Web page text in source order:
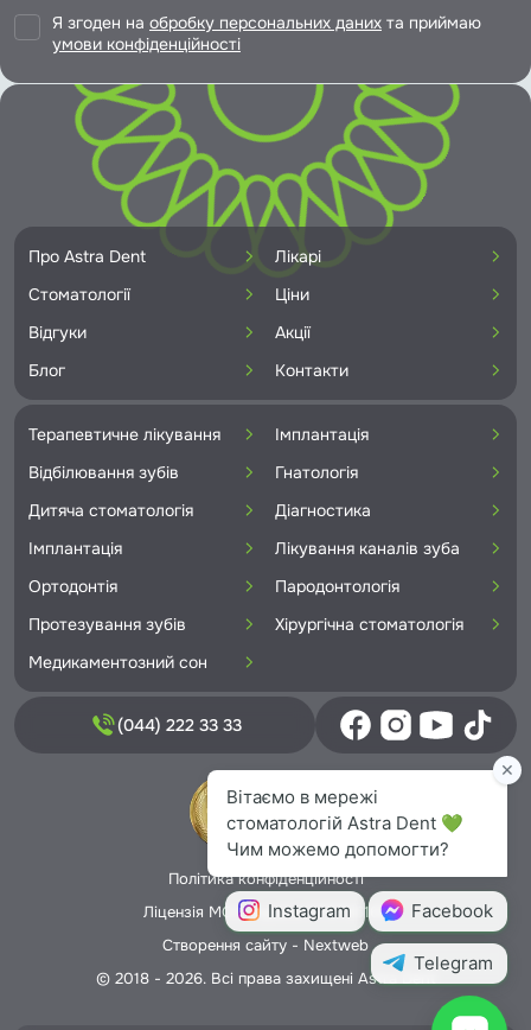
Я згоден на обробку персональних даних та приймаю
умови конфіденційності
Про Astra Dent
Лікарі
Стоматології
Ціни
Відгуки
Акції
Блог
Контакти
Терапевтичне лікування
Імплантація
Відбілювання зубів
Гнатологія
Дитяча стоматологія
Діагностика
Імплантація
Лікування каналів зуба
Ортодонтія
Пародонтологія
Протезування зубів
Хірургічна стоматологія
Медикаментозний сон
(044) 222 33 33
Політика конфіденційності
Ліцензія МОЗ України №5706166
Створення сайту - Nextweb
© 2018 - 2026. Всі права захищені Astra Dent